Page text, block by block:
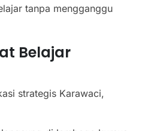
tanpa mengganggu
Belajar
strategis Karawaci,